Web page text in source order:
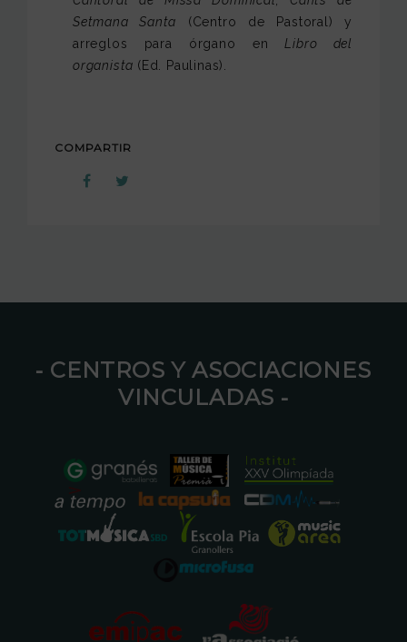
Setmana Santa (Centro de Pastoral) y
arreglos para órgano enLibro del
organista (Ed. Paulinas).
COMPARTIR
⁃ CENTROS Y ASOCIACIONES
VINCULADAS ⁃